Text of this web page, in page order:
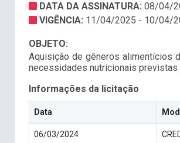
DATA DA ASSINATURA: 08/04/
VIGÊNCIA: 11/04/2025 - 10/04/
OBJETO:
Aquisição de gêneros alimentícios
necessidades nutricionais previstas
Informações da licitação
Data
06/03/2024